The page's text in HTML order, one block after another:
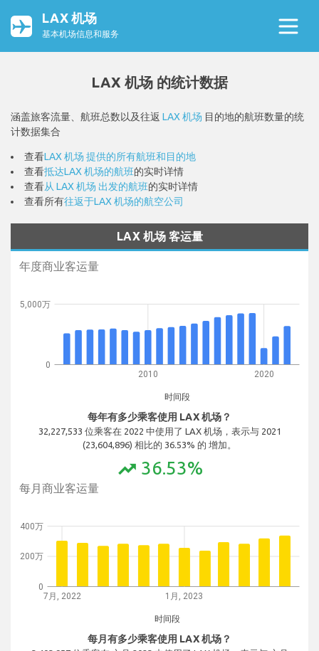
LAX 机场
基本机场信息和服务
LAX 机场 的统计数据
涵盖旅客流量、航班总数以及往返 LAX 机场 目的地的航班数量的统
计数据集合
查看LAX 机场 提供的所有航班和目的地
查看抵达LAX 机场的航班的实时详情
查看从 LAX 机场 出发的航班的实时详情
查看所有往返于LAX 机场的航空公司
LAX 机场 客运量
年度商业客运量
2010 2020
时间段
0
5,000万
每年有多少乘客使用 LAX 机场？
32,227,533 位乘客在 2022 中使用了 LAX 机场，表示与 2021
(23,604,896) 相比的 36.53% 的 增加。
trending_up 36.53%
每月商业客运量
7月, 2022 1月, 2023
时间段
0
200万
400万
每月有多少乘客使用 LAX 机场？